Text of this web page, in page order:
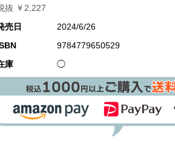
抜 ￥2,227
売日
2024/6/26
9784779650529
庫
◯